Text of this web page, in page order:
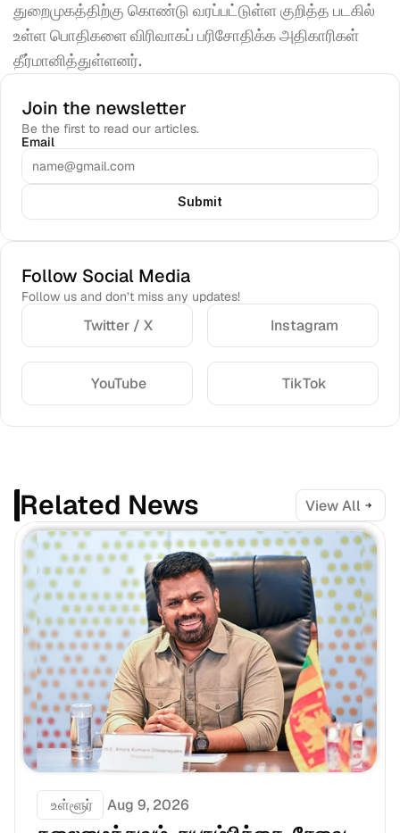
துறைமுகத்திற்கு கொண்டு வரப்பட்டுள்ள குறித்த படகில்
உள்ள பொதிகளை விரிவாகப் பரிசோதிக்க அதிகாரிகள்
தீர்மானித்துள்ளனர்.
Join the newsletter
Be the first to read our articles.
Email
Submit
Follow Social Media
Follow us and don’t miss any updates!
Twitter / X Instagram
YouTube TikTok
Related News View All
உள்ளூர் Aug 9, 2026